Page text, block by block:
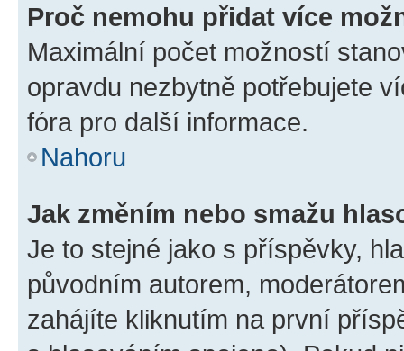
Proč nemohu přidat více
Maximální počet možností
opravdu nezbytně potřebujete
fóra pro další informace.
Nahoru
Jak změním nebo smažu
Je to stejné jako s příspěvky,
původním autorem,
zahájíte kliknutím na první